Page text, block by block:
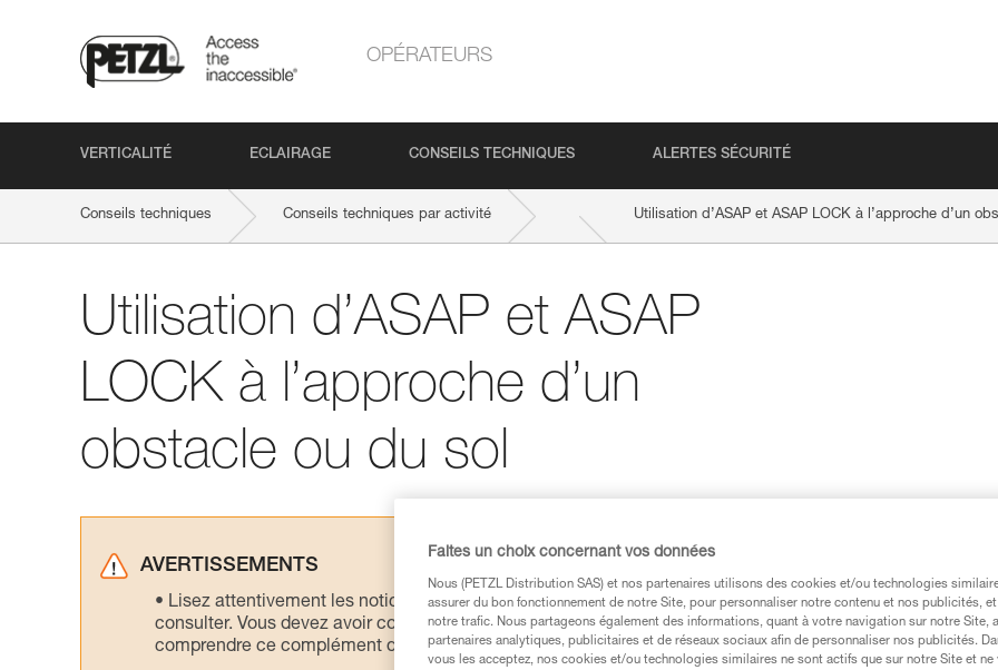
OPÉRATEURS
VERTICALITÉ ECLAIRAGE CONSEILS TECHNIQUES ALERTES SÉCURITÉ
Conseils techniques Conseils techniques par activité Utilisation d’ASAP et ASAP LOCK à l’approche d’un
Utilisation d’ASAP et ASAP
LOCK à l’approche d’un
obstacle ou du sol
AVERTISSEMENTS
Lisez attentivement les notices techniques des produits utilisés dans ce conseil avant de le
consulter. Vous devez avoir compris les informations de la notice technique pour pouvoir
comprendre ce complément d’informations.
Faites un choix concernant vos données
Nous (PETZL Distribution SAS) et nos partenaires utilisons des cookies et/ou technologies
assurer du bon fonctionnement de notre Site, pour personnaliser notre contenu et nos publicités,
notre trafic. Nous partageons également des informations, quant à votre navigation sur notre Site,
partenaires analytiques, publicitaires et de réseaux sociaux afin de personnaliser nos publicités.
vous les acceptez, nos cookies et/ou technologies similaires ne sont actifs que sur notre Site et ne